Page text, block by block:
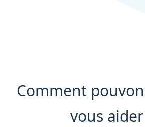
Comment
vous aider